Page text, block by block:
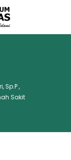
Sp.P ,
Sakit